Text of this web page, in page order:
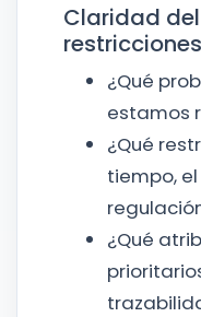
Claridad
restricciones
¿Qué
estamos
¿Qué
tiempo,
¿Qué